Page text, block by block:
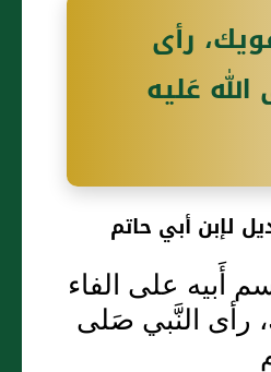
رأى
عَليه
لإبن أبي حاتم
أَبيه على الفاء
رأى النَّبي صَلى